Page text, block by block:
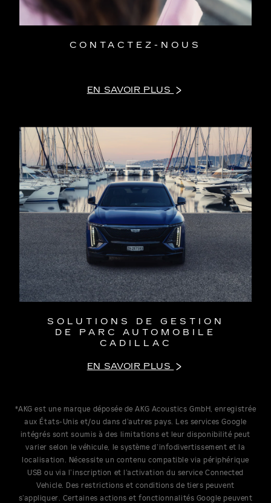
CONTACTEZ-NOUS
EN SAVOIR PLUS
SOLUTIONS DE GESTION
DE PARC AUTOMOBILE
CADILLAC
EN SAVOIR PLUS
*AKG est une marque déposée de AKG Acoustics GmbH, enregistrée
aux États-Unis et/ou dans d’autres pays. Les services Google
intégrés sont soumis à des limitations et leur disponibilité peut
varier selon le véhicule, le système d’infodivertissement et la
localisation. Nécessite un contenu compatible via périphérique
USB ou via l’inscription et l’activation du service Connected
Vehicle. Des restrictions et conditions de tiers peuvent
s’appliquer. Certaines actions et fonctionnalités Google peuvent